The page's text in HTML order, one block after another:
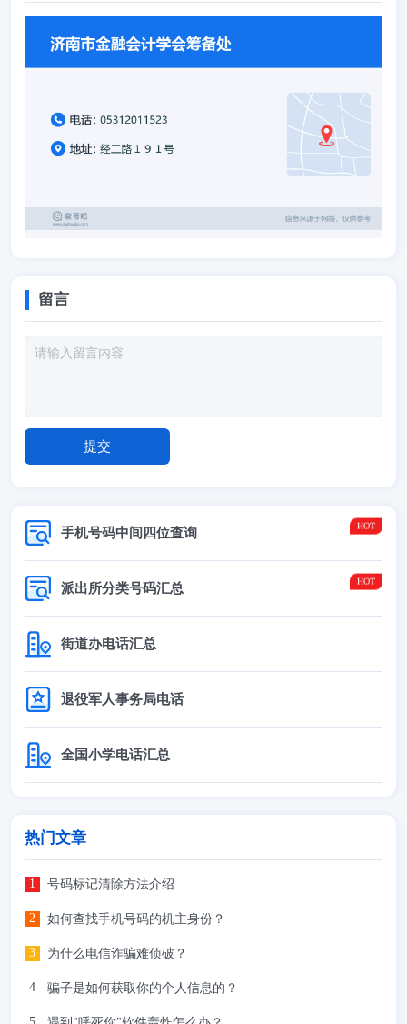
留言
手机号码中间四位查询
派出所分类号码汇总
街道办电话汇总
退役军人事务局电话
全国小学电话汇总
热门文章
号码标记清除方法介绍
如何查找手机号码的机主身份？
为什么电信诈骗难侦破？
骗子是如何获取你的个人信息的？